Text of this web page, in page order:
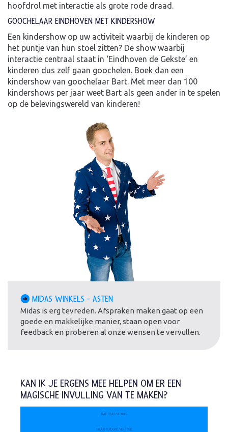
hoofdrol met interactie als grote rode draad.
GOOCHELAAR EINDHOVEN MET KINDERSHOW
Een kindershow op uw activiteit waarbij de kinderen op
het puntje van hun stoel zitten? De show waarbij
interactie centraal staat in ‘Eindhoven de Gekste’ en
kinderen dus zelf gaan goochelen. Boek dan een
kindershow van goochelaar Bart. Met meer dan 100
kindershows per jaar weet Bart als geen ander in te spelen
op de belevingswereld van kinderen!
MIDAS WINKELS - ASTEN
Midas is erg tevreden. Afspraken maken gaat op een
goede en makkelijke manier, staan open voor
feedback en proberen al onze wensen te vervullen.
KAN IK JE ERGENS MEE HELPEN OM ER EEN
MAGISCHE INVULLING VAN TE MAKEN?
MAIL BART VERHEES
STUUR TERUGBELVERZOEK